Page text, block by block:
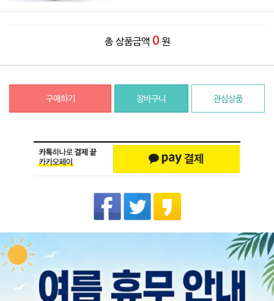
총 상품금액 0 원
구매하기 장바구니 관심상품